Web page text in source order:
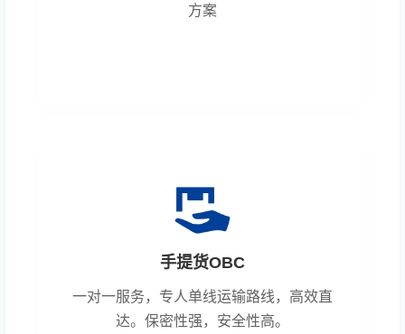
方案
手提货OBC
一对一服务，专人单线运输路线，高效直
达。保密性强，安全性高。